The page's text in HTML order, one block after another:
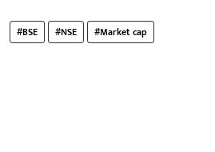
#BSE #NSE #Market cap